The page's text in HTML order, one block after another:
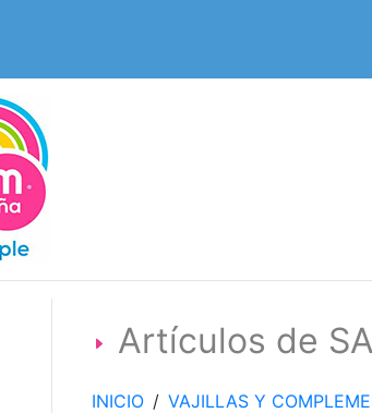
Artículos de
INICIO / VAJILLAS Y